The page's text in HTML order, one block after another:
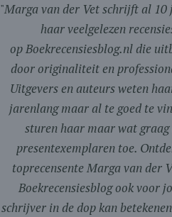
"Marga van der Vet schrijft al 10
haar veelgelezen
op Boekrecensiesblog.nl die
door originaliteit en
Uitgevers en auteurs weten
jarenlang maar al te goed te
sturen haar maar wat graag
presentexemplaren toe.
toprecensente Marga van der
Boekrecensiesblog ook voor
schrijver in de dop kan